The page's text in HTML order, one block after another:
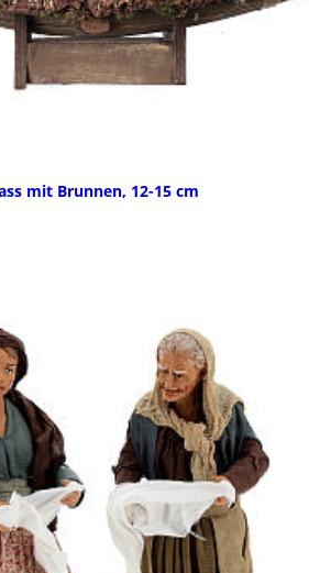
mit Brunnen, 12-15 cm